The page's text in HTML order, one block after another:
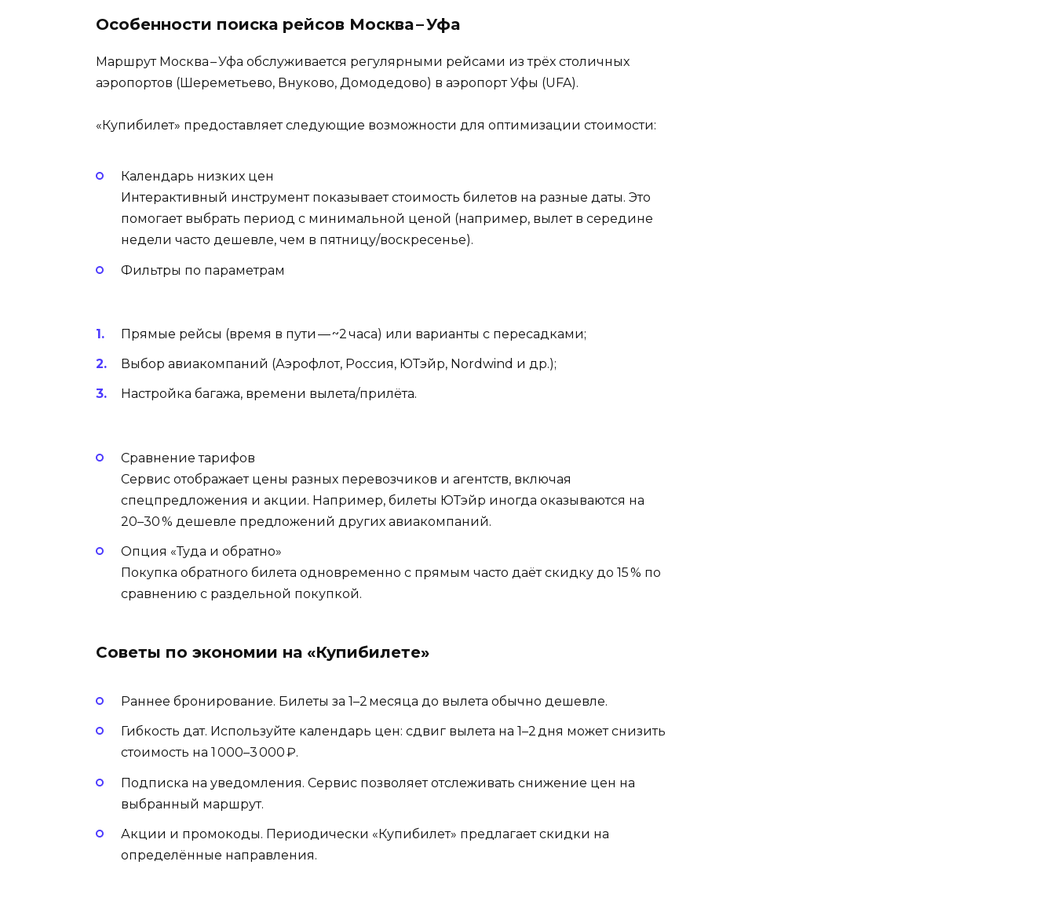
Особенности поиска рейсов Москва – Уфа
Маршрут Москва – Уфа обслуживается регулярными рейсами из трёх столичных
аэропортов (Шереметьево, Внуково, Домодедово) в аэропорт Уфы (UFA).
«Купибилет» предоставляет следующие возможности для оптимизации стоимости:
Календарь низких цен
Интерактивный инструмент показывает стоимость билетов на разные даты. Это
помогает выбрать период с минимальной ценой (например, вылет в середине
недели часто дешевле, чем в пятницу/воскресенье).
Фильтры по параметрам
Прямые рейсы (время в пути — ~2 часа) или варианты с пересадками;
Выбор авиакомпаний (Аэрофлот, Россия, ЮТэйр, Nordwind и др.);
Настройка багажа, времени вылета/прилёта.
Сравнение тарифов
Сервис отображает цены разных перевозчиков и агентств, включая
спецпредложения и акции. Например, билеты ЮТэйр иногда оказываются на
20–30 % дешевле предложений других авиакомпаний.
Опция «Туда и обратно»
Покупка обратного билета одновременно с прямым часто даёт скидку до 15 % по
сравнению с раздельной покупкой.
Советы по экономии на «Купибилете»
Раннее бронирование. Билеты за 1–2 месяца до вылета обычно дешевле.
Гибкость дат. Используйте календарь цен: сдвиг вылета на 1–2 дня может снизить
стоимость на 1 000–3 000 ₽.
Подписка на уведомления. Сервис позволяет отслеживать снижение цен на
выбранный маршрут.
Акции и промокоды. Периодически «Купибилет» предлагает скидки на
определённые направления.